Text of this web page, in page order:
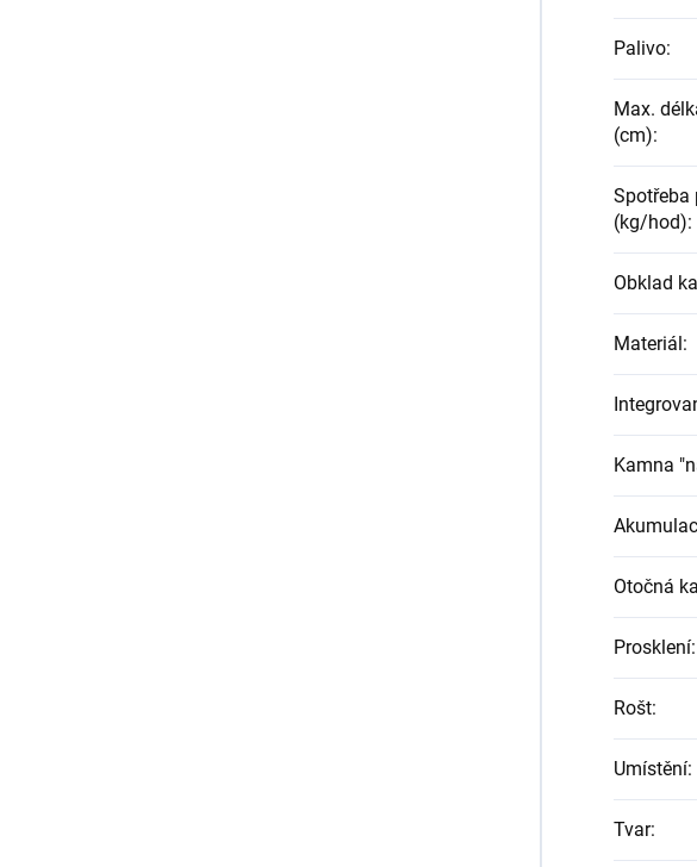
Palivo:
Max.
(cm):
Spotřeba
(kg/hod):
Obklad
Materiál:
Kamna
Otočná
Prosklení:
Rošt:
Umístění:
Tvar: